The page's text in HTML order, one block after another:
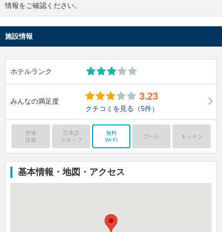
情報をご確認ください。
施設情報
ホテルランク
みんなの満足度 3.23
クチコミを見る （5件）
空港
送迎
日本語
スタッフ
無料
Wi-Fi
プール キッチン
基本情報・地図・アクセス